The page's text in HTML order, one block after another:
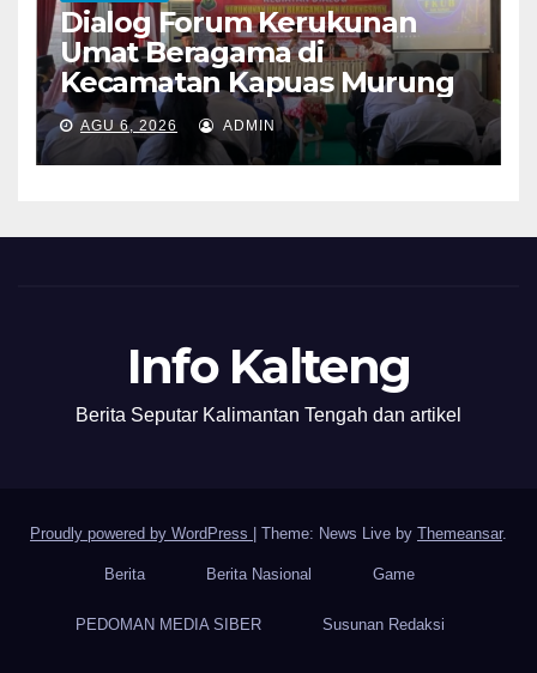
Dialog Forum Kerukunan
Umat Beragama di
Kecamatan Kapuas Murung
AGU 6, 2026 ADMIN
Info Kalteng
Berita Seputar Kalimantan Tengah dan artikel
Proudly powered by WordPress Theme: News Live by Themeansar.
Berita Berita Nasional Game
PEDOMAN MEDIA SIBER Susunan Redaksi